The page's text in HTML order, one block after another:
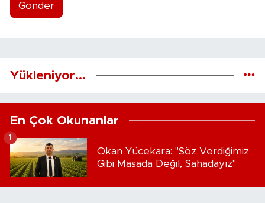
Gönder
Yükleniyor...
En Çok Okunanlar
Okan Yücekara: "Söz Verdiğimiz
Gibi Masada Değil, Sahadayız"
1